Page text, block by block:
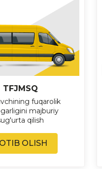
TFJMSQ
fuqarolik
majburiy
qilish
OLISH